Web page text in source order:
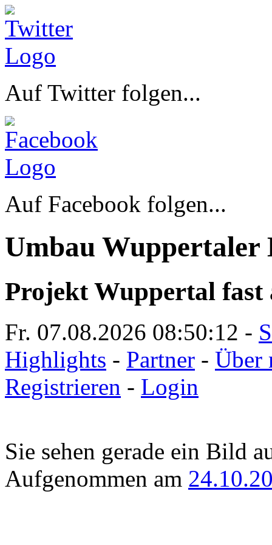
Auf Twitter folgen...
Auf Facebook folgen...
Umbau Wuppertaler
Projekt Wuppertal fast
Fr. 07.08.2026 08:50:12 -
Highlights - Partner - Über
Registrieren - Login
Sie sehen gerade ein Bild
Aufgenommen am